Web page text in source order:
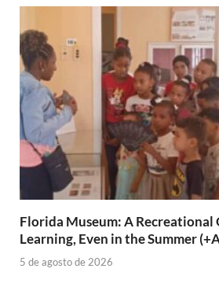
Florida Museum: A
Learning, Even in the Summer
5 de agosto de 2026